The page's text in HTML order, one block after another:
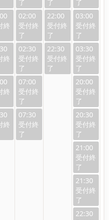
02:00
02:30
07:00
07:30
22:00
22:30
03:00
03:30
20:00
20:30
21:00
21:30
22:30